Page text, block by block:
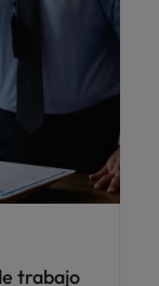
trabajo